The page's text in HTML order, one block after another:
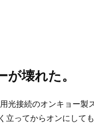
壊れた。
光接続のオンキョー製
ってからオンにしても